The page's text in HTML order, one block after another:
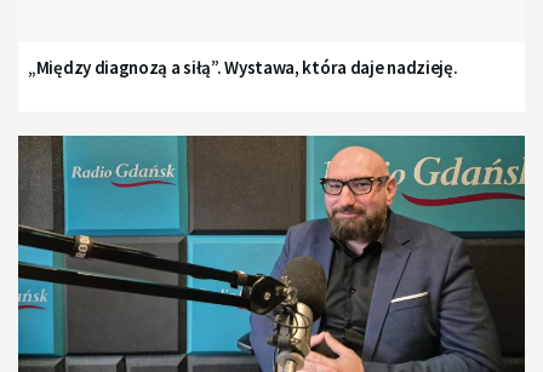
„Między diagnozą a siłą”. Wystawa, która daje nadzieję.